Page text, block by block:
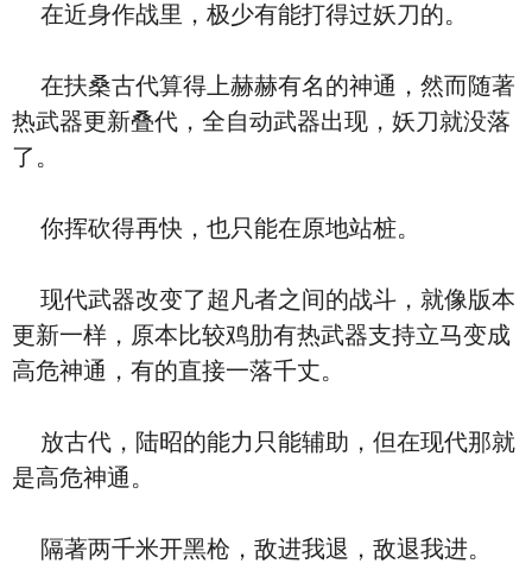
在近身作战里，极少有能打得过妖刀的。
在扶桑古代算得上赫赫有名的神通，然而随著
热武器更新叠代，全自动武器出现，妖刀就没落
了。
你挥砍得再快，也只能在原地站桩。
现代武器改变了超凡者之间的战斗，就像版本
更新一样，原本比较鸡肋有热武器支持立马变成
高危神通，有的直接一落千丈。
放古代，陆昭的能力只能辅助，但在现代那就
是高危神通。
隔著两千米开黑枪，敌进我退，敌退我进。